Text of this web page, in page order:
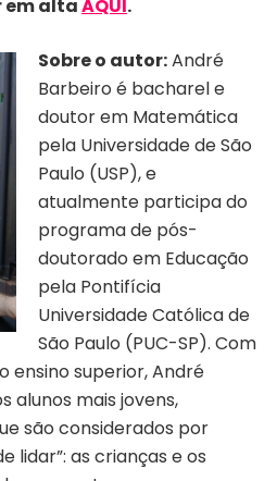
em altaAQUI.
Sobre o autor:André
Barbeiro é bacharel e
doutor em Matemática
pela Universidade de São
Paulo (USP), e
atualmente participa do
programa de pós-
doutorado em Educação
pela Pontifícia
Universidade Católica de
São Paulo (PUC-SP). Com
ensino superior, André
alunos mais jovens,
são considerados por
lidar”: as crianças e os